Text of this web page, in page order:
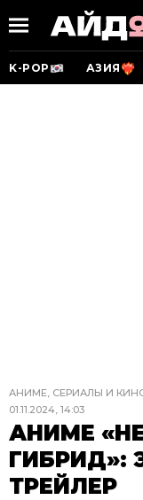
K-POP АЗИЯ
АНИМЕ, СЕРИАЛЫ И
01.11.2024, 14:03
АНИМЕ
ГИБРИД»:
ТРЕЙЛЕР